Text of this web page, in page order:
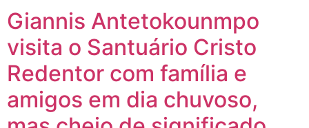
Giannis Antetokounmpo
visita o Santuário Cristo
Redentor com família e
amigos em dia chuvoso,